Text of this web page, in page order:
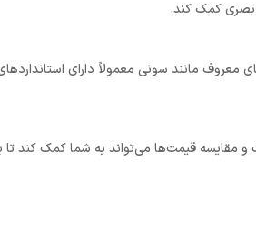
معروف مانند سونی معمولاً دارای
مقایسه قیمت‌ها می‌تواند به شما کمک کند